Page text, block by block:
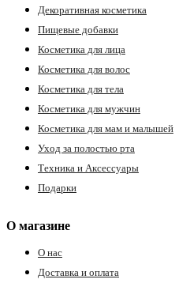
Декоративная косметика
Пищевые добавки
Косметика для лица
Косметика для волос
Косметика для тела
Косметика для мужчин
Косметика для мам и малышей
Уход за полостью рта
Техника и Аксессуары
Подарки
О магазине
О нас
Доставка и оплата